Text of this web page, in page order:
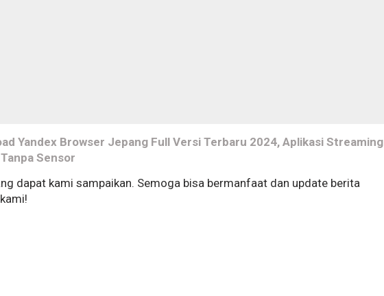
Yandex Browser Jepang Full Versi Terbaru 2024, Aplikasi Streaming
Sensor
dapat kami sampaikan. Semoga bisa bermanfaat dan update berita